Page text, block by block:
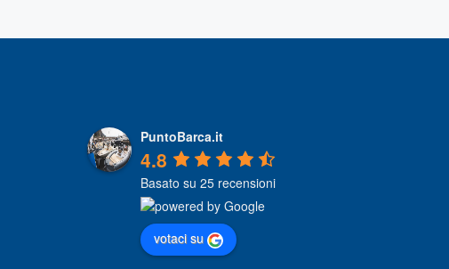
PuntoBarca.it
4.8
Basato su 25 recensioni
votaci su